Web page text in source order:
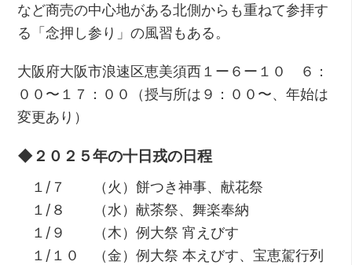
など商売の中心地がある北側からも重ねて参拝す
る「念押し参り」の風習もある。
大阪府大阪市浪速区恵美須西１ー６ー１０ ６：
００〜１７：００（授与所は９：００〜、年始は
変更あり）
◆２０２５年の十日戎の日程
１/７ （火）餅つき神事、献花祭
１/８ （水）献茶祭、舞楽奉納
１/９ （木）例大祭 宵えびす
１/１０ （金）例大祭 本えびす、宝恵駕行列